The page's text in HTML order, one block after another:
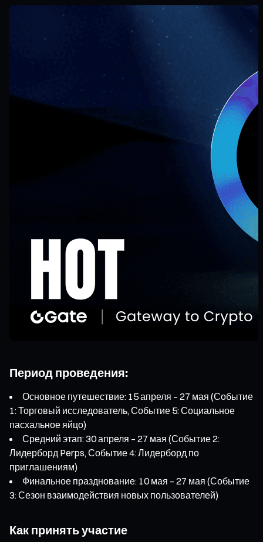
Период проведения:
Основное путешествие: 15 апреля – 27 мая (Событие
1: Торговый исследователь, Событие 5: Социальное
пасхальное яйцо)
Средний этап: 30 апреля – 27 мая (Событие 2:
Лидерборд Perps, Событие 4: Лидерборд по
приглашениям)
Финальное празднование: 10 мая – 27 мая (Событие
3: Сезон взаимодействия новых пользователей)
Как принять участие